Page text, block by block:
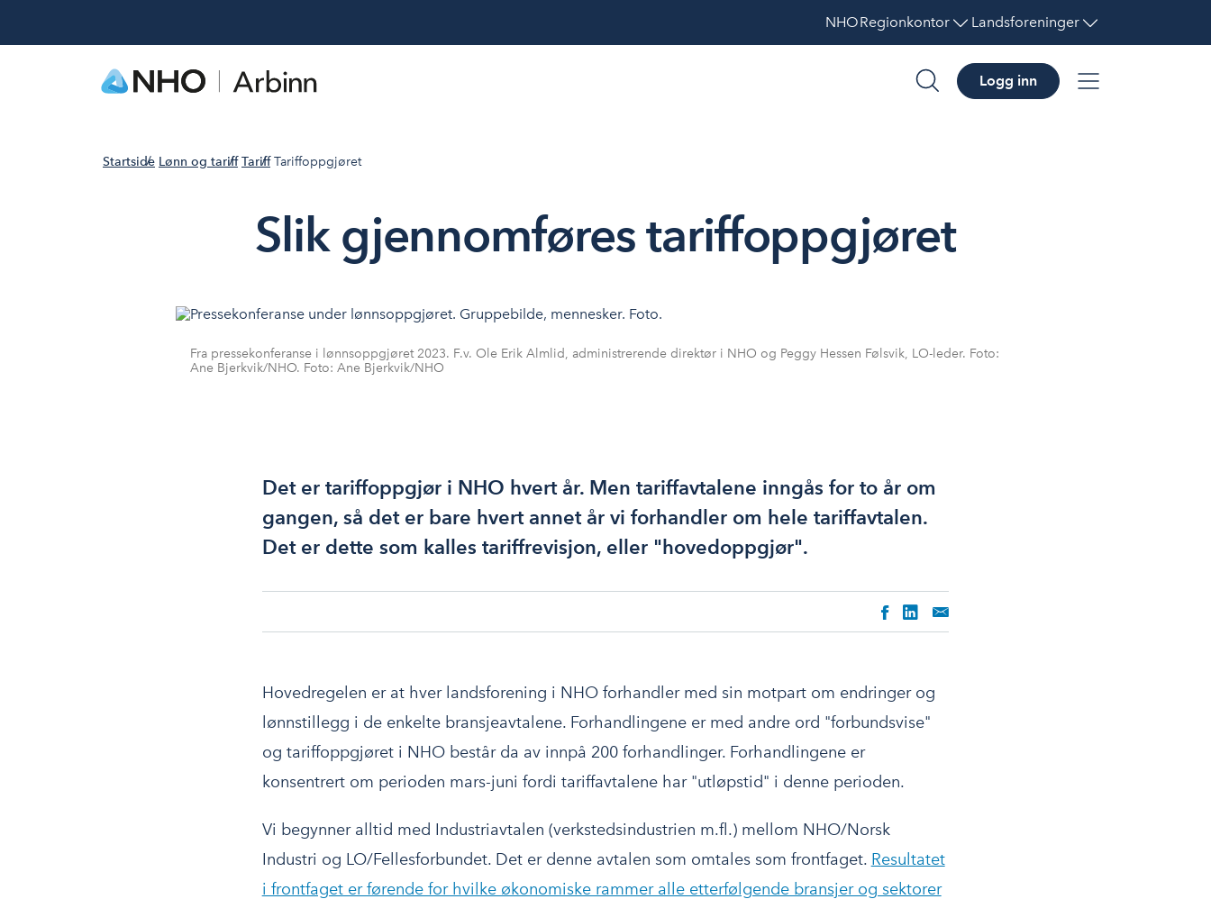
NHORegionkontor Landsforeninger
søk Logg inn meny
Startside Lønn og tariff Tariff Tariffoppgjøret
Slik gjennomføres tariffoppgjøret
Fra pressekonferanse i lønnsoppgjøret 2023. F.v. Ole Erik Almlid, administrerende direktør i NHO og Peggy Hessen Følsvik, LO-leder. Foto:
Ane Bjerkvik/NHO. Foto: Ane Bjerkvik/NHO
Det er tariffoppgjør i NHO hvert år. Men tariffavtalene inngås for to år om
gangen, så det er bare hvert annet år vi forhandler om hele tariffavtalen.
Det er dette som kalles tariffrevisjon, eller "hovedoppgjør".
Hovedregelen er at hver landsforening i NHO forhandler med sin motpart om endringer og
lønnstillegg i de enkelte bransjeavtalene. Forhandlingene er med andre ord "forbundsvise"
og tariffoppgjøret i NHO består da av innpå 200 forhandlinger. Forhandlingene er
konsentrert om perioden mars-juni fordi tariffavtalene har "utløpstid" i denne perioden.
Vi begynner alltid med Industriavtalen (verkstedsindustrien m.fl.) mellom NHO/Norsk
Industri og LO/Fellesforbundet. Det er denne avtalen som omtales som frontfaget. Resultatet
i frontfaget er førende for hvilke økonomiske rammer alle etterfølgende bransjer og sektorer